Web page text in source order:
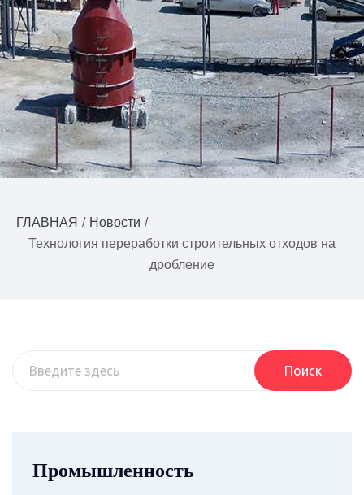
ГЛАВНАЯ / Новости /
Технология переработки строительных отходов на
дробление
Поиск
Промышленность